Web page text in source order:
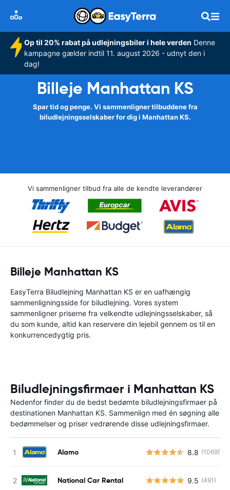
Op til 20% rabat på udlejningsbiler i hele verden Denne
kampagne gælder indtil 11. august 2026 - udnyt den i
dag!
Billeje Manhattan KS
Spar tid og penge. Vi sammenligner tilbuddene fra
biludlejningsselskaber for dig i Manhattan KS.
Vi sammenligner tilbud fra alle de kendte leverandører
Billeje Manhattan KS
EasyTerra Biludlejning Manhattan KS er en uafhængig
sammenligningsside for biludlejning. Vores system
sammenligner priserne fra velkendte udlejningsselskaber, så
du som kunde, altid kan reservere din lejebil gennem os til en
konkurrencedygtig pris.
Biludlejningsfirmaer i Manhattan KS
Nedenfor finder du de bedst bedømte biludlejningsfirmaer på
destinationen Manhattan KS. Sammenlign med én søgning alle
bedømmelser og priser vedrørende disse udlejningsfirmaer.
Alamo 8.8 (10695)
National Car Rental 9.5 (491)